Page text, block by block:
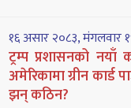
१६ असार २०८३, मंगलवार
ट्रम्प प्रशासनको नयाँ
अमेरिकामा ग्रीन कार्ड
झन् कठिन?